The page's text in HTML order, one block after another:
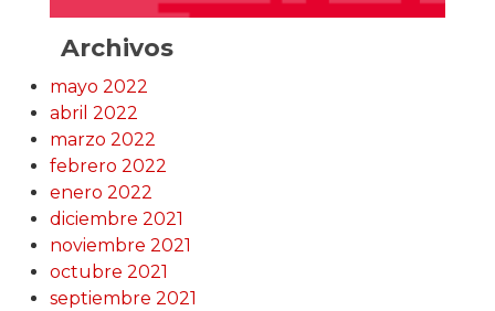
Archivos
mayo 2022
abril 2022
marzo 2022
febrero 2022
enero 2022
diciembre 2021
noviembre 2021
octubre 2021
septiembre 2021